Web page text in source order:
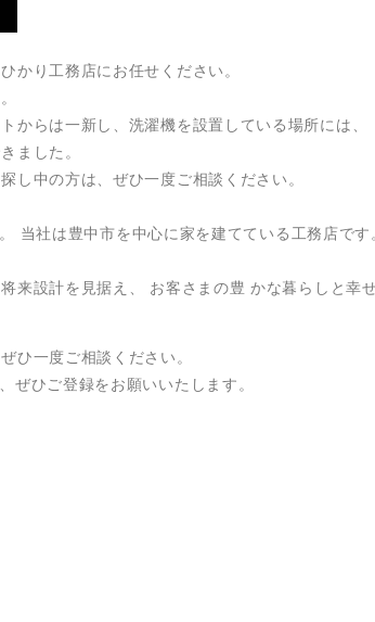
かり工務店にお任せください。
からは一新し、洗濯機を設置している場所には、
ました。
し中の方は、ぜひ一度ご相談ください。
当社は豊中市を中心に家を建てている工務店です
来設計を見据え、 お客さまの豊 かな暮らしと幸せ
ひ一度ご相談ください。
ぜひご登録をお願いいたします。